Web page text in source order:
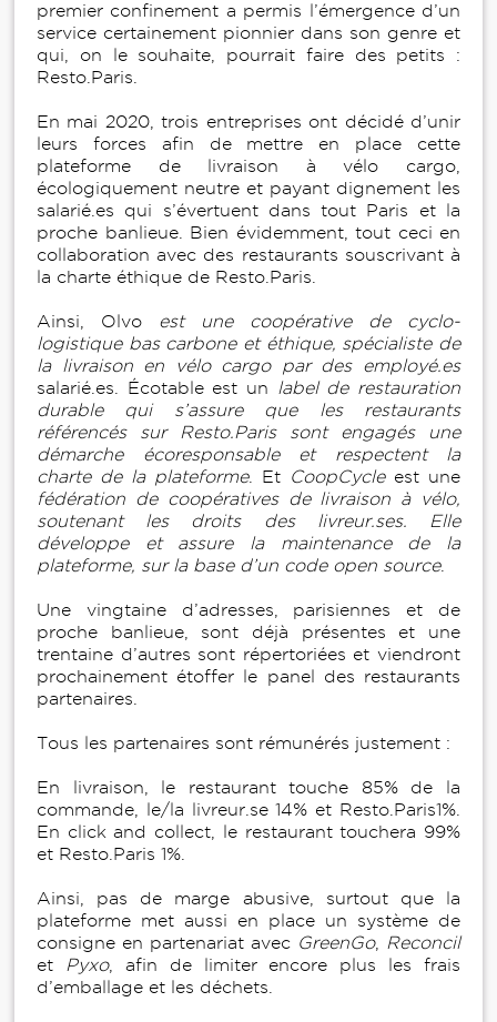
premier confinement a permis l’émergence d’un
service certainement pionnier dans son genre et
qui, on le souhaite, pourrait faire des petits :
Resto.Paris.
En mai 2020, trois entreprises ont décidé d’unir
leurs forces afin de mettre en place cette
plateforme de livraison à vélo cargo,
écologiquement neutre et payant dignement les
salarié.es qui s’évertuent dans tout Paris et la
proche banlieue. Bien évidemment, tout ceci en
collaboration avec des restaurants souscrivant à
la charte éthique de Resto.Paris.
Ainsi, Olvo est une coopérative de cyclo-
logistique bas carbone et éthique, spécialiste de
la livraison en vélo cargo par des employé.es
salarié.es. Écotable est un
label de restauration
durable qui s’assure que les restaurants
référencés sur Resto.Paris sont engagés une
démarche écoresponsable et respectent la
charte de la plateforme. Et CoopCycleest une
fédération de coopératives de livraison à vélo,
soutenant les droits des livreur.ses. Elle
développe et assure la maintenance de la
plateforme, sur la base d’un code open source.
Une vingtaine d’adresses, parisiennes et de
proche banlieue, sont déjà présentes et une
trentaine d’autres sont répertoriées et viendront
prochainement étoffer le panel des restaurants
partenaires.
Tous les partenaires sont rémunérés justement :
En livraison, le restaurant touche 85% de la
commande, le/la livreur.se 14% et Resto.Paris1%.
En click and collect, le restaurant touchera 99%
et Resto.Paris 1%.
Ainsi, pas de marge abusive, surtout que la
plateforme met aussi en place un système de
consigne en partenariat avec GreenGo,
Reconcil
et
Pyxo, afin de limiter encore plus les frais
d’emballage et les déchets.